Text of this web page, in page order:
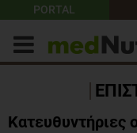
PORTAL
Κατευθυντήριες